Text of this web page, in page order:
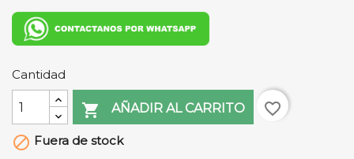
Cantidad
 AÑADIR AL CARRITO
favorite_border
 Fuera de stock